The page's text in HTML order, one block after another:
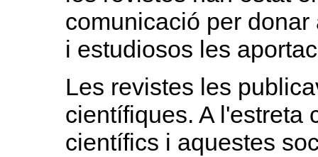
comunicació per
i estudiosos les
Les revistes les
científiques. A l'estreta
científics i aquestes